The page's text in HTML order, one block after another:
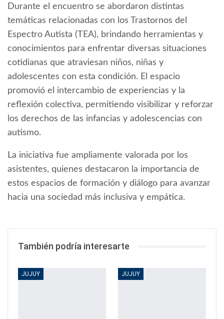
Durante el encuentro se abordaron distintas
temáticas relacionadas con los Trastornos del
Espectro Autista (TEA), brindando herramientas y
conocimientos para enfrentar diversas situaciones
cotidianas que atraviesan niños, niñas y
adolescentes con esta condición. El espacio
promovió el intercambio de experiencias y la
reflexión colectiva, permitiendo visibilizar y reforzar
los derechos de las infancias y adolescencias con
autismo.
La iniciativa fue ampliamente valorada por los
asistentes, quienes destacaron la importancia de
estos espacios de formación y diálogo para avanzar
hacia una sociedad más inclusiva y empática.
También podría interesarte
JUJUY JUJUY